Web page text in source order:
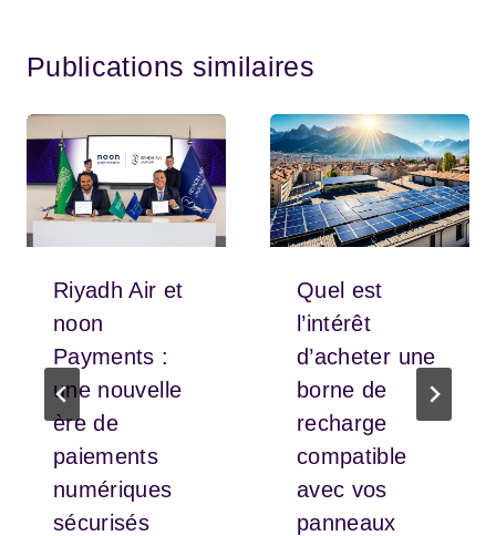
Publications similaires
Riyadh Air et
noon
Payments :
une nouvelle
ère de
paiements
numériques
sécurisés
Quel est
l’intérêt
d’acheter une
borne de
recharge
compatible
avec vos
panneaux